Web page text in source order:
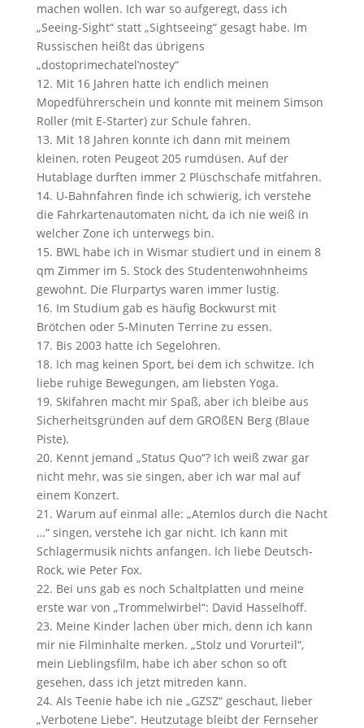
machen wollen. Ich war so aufgeregt, dass ich
„Seeing-Sight“ statt „Sightseeing“ gesagt habe. Im
Russischen heißt das übrigens
„dostoprimechatel’nostey“
Mit 16 Jahren hatte ich endlich meinen
Mopedführerschein und konnte mit meinem Simson
Roller (mit E-Starter) zur Schule fahren.
Mit 18 Jahren konnte ich dann mit meinem
kleinen, roten Peugeot 205 rumdüsen. Auf der
Hutablage durften immer 2 Plüschschafe mitfahren.
U-Bahnfahren finde ich schwierig, ich verstehe
die Fahrkartenautomaten nicht, da ich nie weiß in
welcher Zone ich unterwegs bin.
BWL habe ich in Wismar studiert und in einem 8
qm Zimmer im 5. Stock des Studentenwohnheims
gewohnt. Die Flurpartys waren immer lustig.
Im Studium gab es häufig Bockwurst mit
Brötchen oder 5-Minuten Terrine zu essen.
Bis 2003 hatte ich Segelohren.
Ich mag keinen Sport, bei dem ich schwitze. Ich
liebe ruhige Bewegungen, am liebsten Yoga.
Skifahren macht mir Spaß, aber ich bleibe aus
Sicherheitsgründen auf dem GROßEN Berg (Blaue
Piste).
Kennt jemand „Status Quo“? Ich weiß zwar gar
nicht mehr, was sie singen, aber ich war mal auf
einem Konzert.
Warum auf einmal alle: „Atemlos durch die Nacht
…“ singen, verstehe ich gar nicht. Ich kann mit
Schlagermusik nichts anfangen. Ich liebe Deutsch-
Rock, wie Peter Fox.
Bei uns gab es noch Schaltplatten und meine
erste war von „Trommelwirbel“: David Hasselhoff.
Meine Kinder lachen über mich, denn ich kann
mir nie Filminhalte merken. „Stolz und Vorurteil“,
mein Lieblingsfilm, habe ich aber schon so oft
gesehen, dass ich jetzt mitreden kann.
Als Teenie habe ich nie „GZSZ“ geschaut, lieber
„Verbotene Liebe“. Heutzutage bleibt der Fernseher